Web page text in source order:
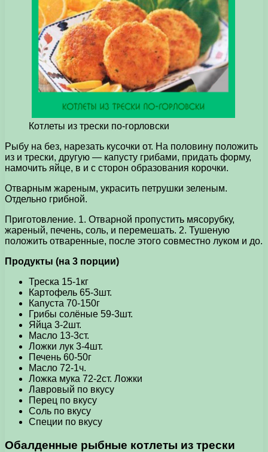
Котлеты из трески по-горловски
Рыбу на без, нарезать кусочки от. На половину положить
из и трески, другую — капусту грибами, придать форму,
намочить яйце, в и с сторон образования корочки.
Отварным жареным, украсить петрушки зеленым.
Отдельно грибной.
Приготовление. 1. Отварной пропустить мясорубку,
жареный, печень, соль, и перемешать. 2. Тушеную
положить отваренные, после этого совместно луком и до.
Продукты (на 3 порции)
Треска 15-1кг
Картофель 65-3шт.
Капуста 70-150г
Грибы солёные 59-3шт.
Яйца 3-2шт.
Масло 13-3ст.
Ложки лук 3-4шт.
Печень 60-50г
Масло 72-1ч.
Ложка мука 72-2ст. Ложки
Лавровый по вкусу
Перец по вкусу
Соль по вкусу
Специи по вкусу
Обалденные рыбные котлеты из трески